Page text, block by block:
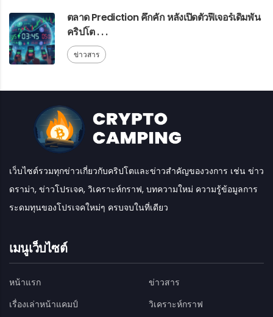
ตลาด Prediction คึกคัก หลังเปิดตัวฟีเจอร์เดิมพัน
คริปโต . . .
ข่าวสาร
เว็บไซต์รวมทุกข่าวเกี่ยวกับคริปโตและข่าวสำคัญของวงการ เช่น ข่าว
ดราม่า, ข่าวโปรเจค, วิเคราะห์กราฟ, บทความใหม่ ความรู้ข้อมูลการ
ระดมทุนของโปรเจคใหม่ๆ ครบจบในที่เดียว
เมนูเว็บไซต์
หน้าแรก
ข่าวสาร
เรื่องเล่าหน้าแคมป์
วิเคราะห์กราฟ